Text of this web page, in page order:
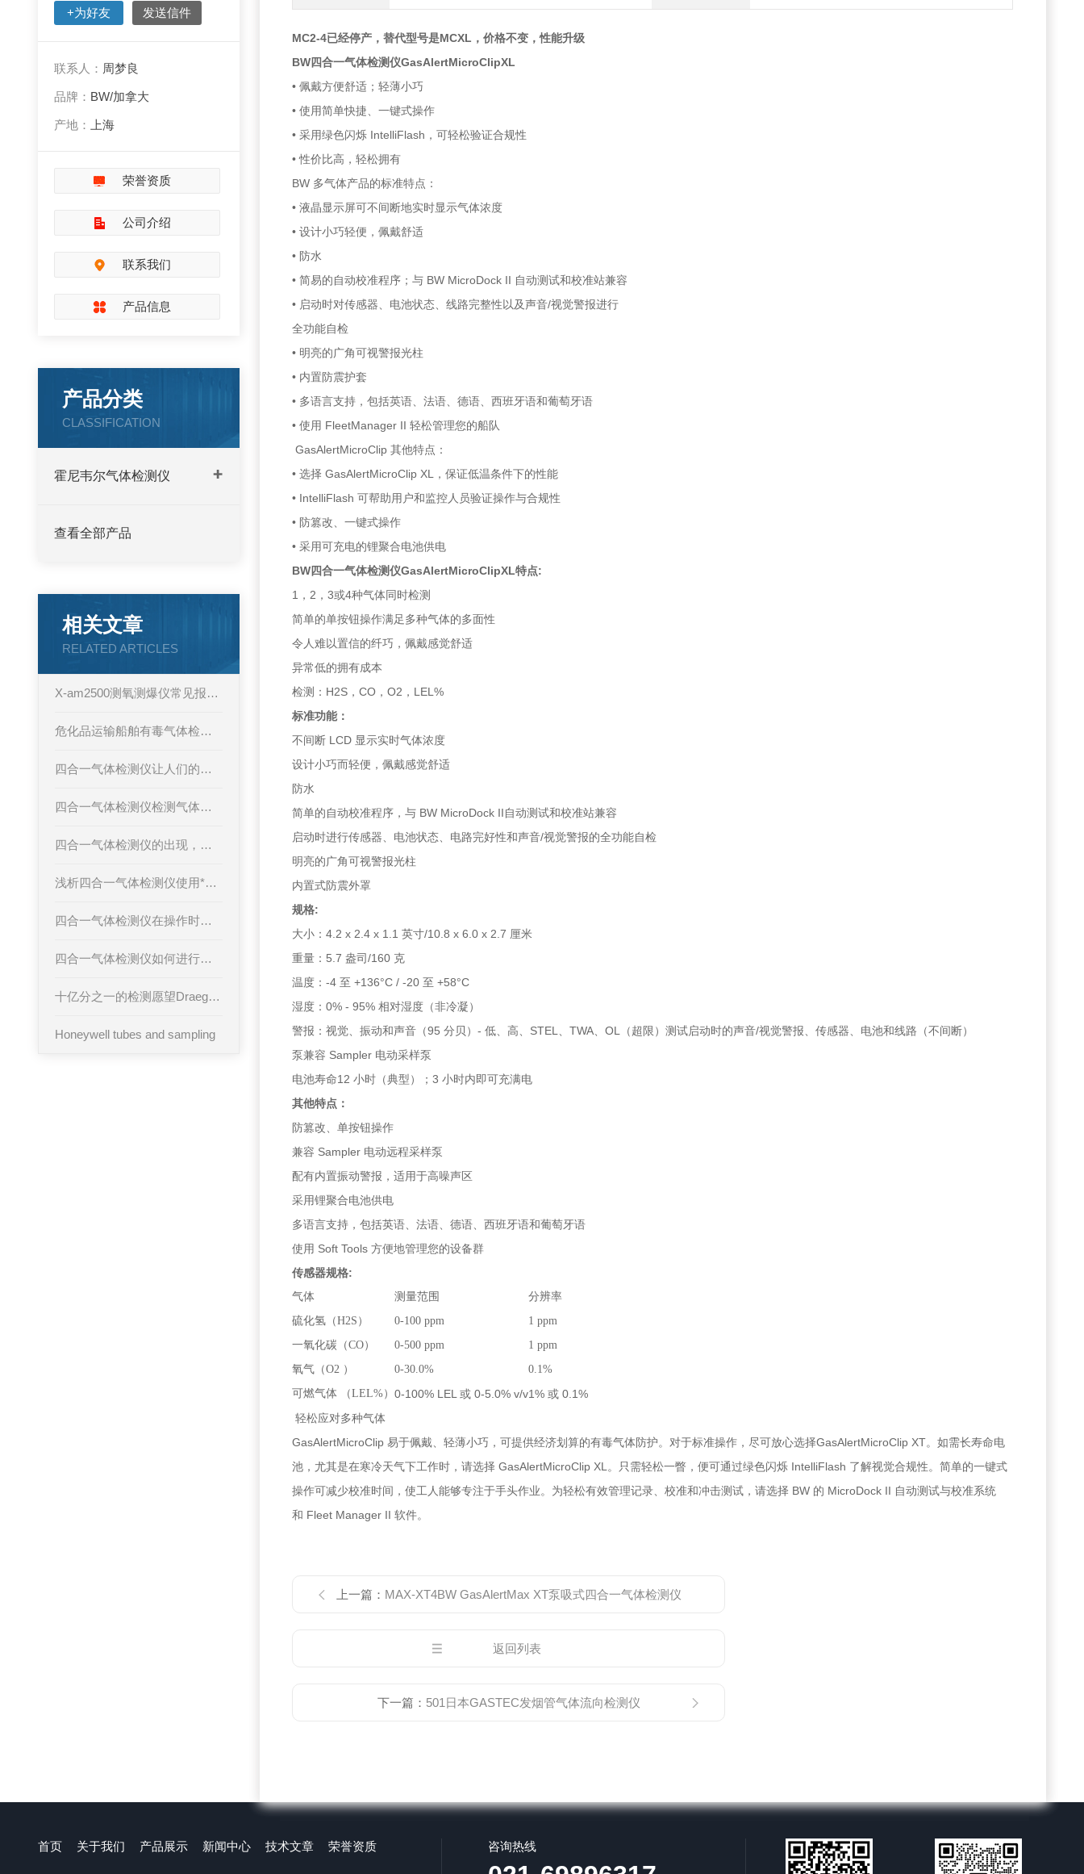
MC2-4已经停产，替代型号是MCXL，价格不变，性能升级
BW四合一气体检测仪GasAlertMicroClipXL
• 佩戴方便舒适；轻薄小巧
• 使用简单快捷、一键式操作
• 采用绿色闪烁 IntelliFlash，可轻松验证合规性
• 性价比高，轻松拥有
BW 多气体产品的标准特点：
• 液晶显示屏可不间断地实时显示气体浓度
• 设计小巧轻便，佩戴舒适
• 防水
• 简易的自动校准程序；与 BW MicroDock II 自动测试和校准站兼容
• 启动时对传感器、电池状态、线路完整性以及声音/视觉警报进行
全功能自检
• 明亮的广角可视警报光柱
• 内置防震护套
• 多语言支持，包括英语、法语、德语、西班牙语和葡萄牙语
• 使用 FleetManager II 轻松管理您的船队
GasAlertMicroClip 其他特点：
• 选择 GasAlertMicroClip XL，保证低温条件下的性能
• IntelliFlash 可帮助用户和监控人员验证操作与合规性
• 防篡改、一键式操作
• 采用可充电的锂聚合电池供电
BW四合一气体检测仪GasAlertMicroClipXL特点:
1，2，3或4种气体同时检测
简单的单按钮操作满足多种气体的多面性
令人难以置信的纤巧，佩戴感觉舒适
异常低的拥有成本
检测：H2S，CO，O2，LEL%
标准功能：
不间断 LCD 显示实时气体浓度
设计小巧而轻便，佩戴感觉舒适
防水
简单的自动校准程序，与 BW MicroDock II自动测试和校准站兼容
启动时进行传感器、电池状态、电路完好性和声音/视觉警报的全功能自检
明亮的广角可视警报光柱
内置式防震外罩
规格:
大小：4.2 x 2.4 x 1.1 英寸/10.8 x 6.0 x 2.7 厘米
重量：5.7 盎司/160 克
温度：-4 至 +136°C / -20 至 +58°C
湿度：0% - 95% 相对湿度（非冷凝）
警报：视觉、振动和声音（95 分贝）- 低、高、STEL、TWA、OL（超限）测试启动时的声音/视觉警报、传感器、电池和线路（不间断）
泵兼容 Sampler 电动采样泵
电池寿命12 小时（典型）；3 小时内即可充满电
其他特点：
防篡改、单按钮操作
兼容 Sampler 电动远程采样泵
配有内置振动警报，适用于高噪声区
采用锂聚合电池供电
多语言支持，包括英语、法语、德语、西班牙语和葡萄牙语
使用 Soft Tools 方便地管理您的设备群
传感器规格:
气体 测量范围
分辨率
硫化氢（H2S）
0-100 ppm
1 ppm
一氧化碳（CO）
0-500 ppm
1 ppm
氧气（O2 ）
0-30.0%
0.1%
可燃气体 （LEL%）0-100% LEL 或 0-5.0% v/v1% 或 0.1%
轻松应对多种气体
GasAlertMicroClip 易于佩戴、轻薄小巧，可提供经济划算的有毒气体防护。对于标准操作，尽可放心选择GasAlertMicroClip XT。如需长寿命电
池，尤其是在寒冷天气下工作时，请选择 GasAlertMicroClip XL。只需轻松一瞥，便可通过绿色闪烁 IntelliFlash 了解视觉合规性。简单的一键式
操作可减少校准时间，使工人能够专注于手头作业。为轻松有效管理记录、校准和冲击测试，请选择 BW 的 MicroDock II 自动测试与校准系统
和 Fleet Manager II 软件。
上一篇： MAX-XT4BW GasAlertMax XT泵吸式四合一气体检测仪
返回列表
下一篇： 501日本GASTEC发烟管气体流向检测仪
+为好友 发送信件
联系人： 周梦良
品牌： BW/加拿大
产地： 上海
荣誉资质
公司介绍
联系我们
产品信息
产品分类
CLASSIFICATION
霍尼韦尔气体检测仪
查看全部产品
相关文章
RELATED ARTICLES
X-am2500测氧测爆仪常见报警原因与应急处理方法
危化品运输船舶有毒气体检测选型表
四合一气体检测仪让人们的工作和生活安全得到了预防和保障
四合一气体检测仪检测气体时会遇到哪些问题？
四合一气体检测仪的出现，人们的工作和生活安全受到预防和保障
浅析四合一气体检测仪使用*小知识
四合一气体检测仪在操作时该注意些什么？
四合一气体检测仪如何进行测试？
十亿分之一的检测愿望Draeger X-act 7000多种气体检测仪
Honeywell tubes and sampling
首页 关于我们 产品展示 新闻中心 技术文章 荣誉资质 咨询热线